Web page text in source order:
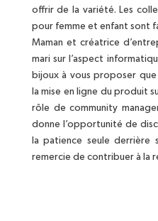
offrir de la variété. Les
pour femme et enfant sont
Maman et créatrice
mari sur l’aspect
bijoux à vous proposer
la mise en ligne du produit
rôle de community
donne l’opportunité de
la patience seule derrière
remercie de contribuer à la